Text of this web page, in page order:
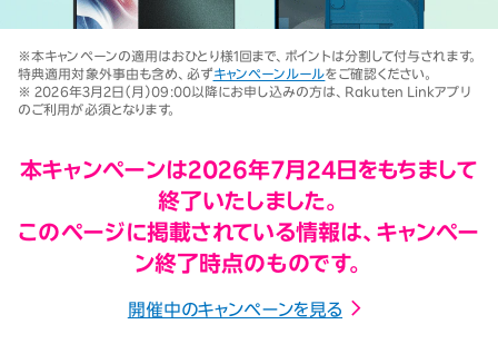
※本キャンペーンの適用はおひとり様1回まで、ポイントは分割して付与されます。
特典適用対象外事由も含め、必ずキャンペーンルールをご確認ください。
※ 2026年3月2日（月）09:00以降にお申し込みの方は、Rakuten Linkアプリ
のご利用が必須となります。
本キャンペーンは2026年7月24日をもちまして
終了いたしました。
このページに掲載されている情報は、キャンペー
ン終了時点のものです。
開催中のキャンペーンを見る